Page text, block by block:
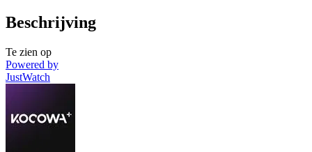
Beschrijving
Te zien op
Powered by
JustWatch